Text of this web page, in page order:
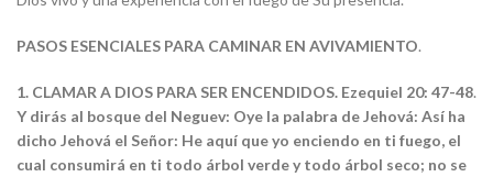
PASOS ESENCIALES PARA CAMINAR EN AVIVAMIENTO.
1. CLAMAR A DIOS PARA SER ENCENDIDOS. Ezequiel 20: 47-48.
Y dirás al bosque del Neguev: Oye la palabra de Jehová: Así ha
dicho Jehová el Señor: He aquí que yo enciendo en ti fuego, el
cual consumirá en ti todo árbol verde y todo árbol seco; no se